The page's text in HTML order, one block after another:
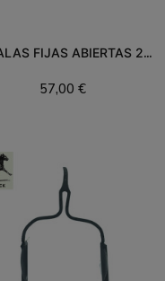
CUCALAS FIJAS ABIERTAS 240RT
57,00 €
Añadir al carrito